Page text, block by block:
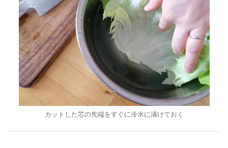
カットした芯の先端をすぐに冷水に漬けておく